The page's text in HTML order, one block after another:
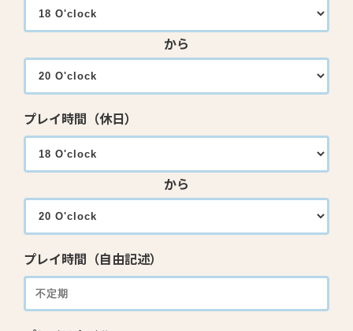
から
プレイ時間（休日）
から
プレイ時間（自由記述）